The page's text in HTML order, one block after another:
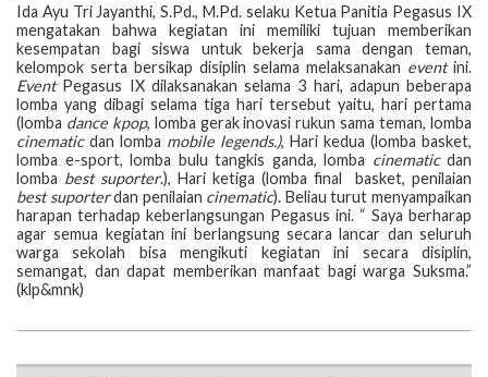
Ida Ayu Tri Jayanthi, S.Pd., M.Pd. selaku Ketua Panitia Pegasus IX
mengatakan bahwa kegiatan ini memiliki tujuan memberikan
kesempatan bagi siswa untuk bekerja sama dengan teman,
kelompok serta bersikap disiplin selama melaksanakan eventini.
EventPegasus IX dilaksanakan selama 3 hari, adapun beberapa
lomba yang dibagi selama tiga hari tersebut yaitu, hari pertama
(lomba dance kpop, lomba gerak inovasi rukun sama teman, lomba
cinematicdan lomba mobile legends.), Hari kedua (lomba basket,
lomba e-sport, lomba bulu tangkis ganda, lomba cinematicdan
lomba best suporter.), Hari ketiga (lomba final basket, penilaian
best suporterdan penilaian cinematic). Beliau turut menyampaikan
harapan terhadap keberlangsungan Pegasus ini. “ Saya berharap
agar semua kegiatan ini berlangsung secara lancar dan seluruh
warga sekolah bisa mengikuti kegiatan ini secara disiplin,
semangat, dan dapat memberikan manfaat bagi warga Suksma.”
(klp&mnk)